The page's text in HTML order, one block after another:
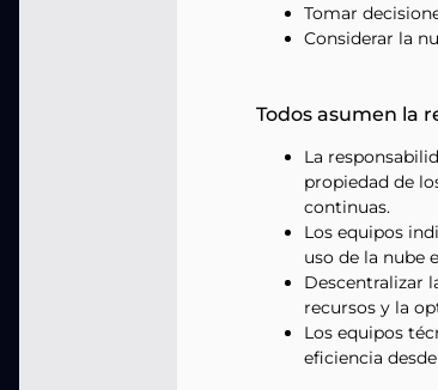
Tomar
Considerar la
Todos asumen la
La
propiedad de
continuas.
Los equipos
uso de la nube
Descentralizar
recursos y la
Los equipos
eficiencia